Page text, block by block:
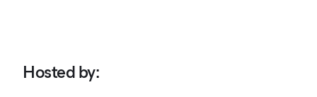
Hosted by: